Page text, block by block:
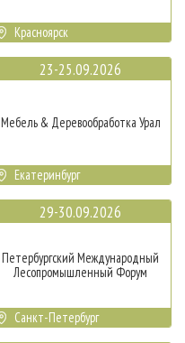
Красноярск
23-25.09.2026
Мебель & Деревообработка Урал
Екатеринбург
29-30.09.2026
Петербургский Международный
Лесопромышленный Форум
Санкт-Петербург